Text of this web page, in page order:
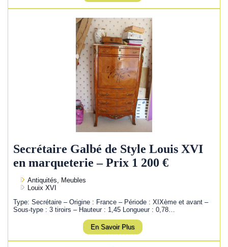
Secrétaire Galbé de Style Louis XVI
en marqueterie – Prix 1 200 €
Antiquités, Meubles
Louix XVI
Type: Secrétaire – Origine : France – Période : XIXème et avant –
Sous-type : 3 tiroirs – Hauteur : 1,45 Longueur : 0,78…
En Savoir Plus